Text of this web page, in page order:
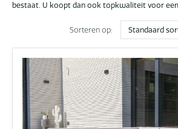
bestaat. U koopt dan ook topkwaliteit voor
Sorteren op: